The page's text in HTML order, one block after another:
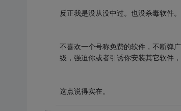
反正我是没从没中过。也没杀毒软件。
不喜欢一个号称免费的软件，不断弹
级，强迫你或者引诱你安装其它软件，
这点说得实在。